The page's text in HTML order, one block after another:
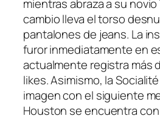
mientras abraza a su novio
cambio lleva el torso
pantalones de jeans. La
furor inmediatamente en
actualmente registra más
likes. Asimismo, la
imagen con el siguiente
Houston se encuentra con